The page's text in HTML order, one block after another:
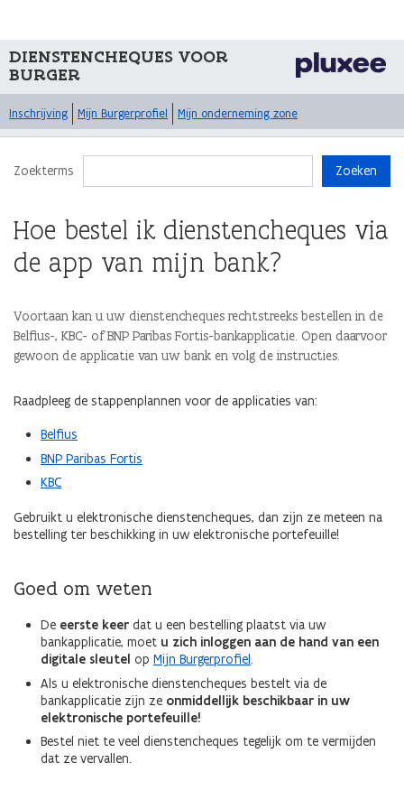
DIENSTENCHEQUES VOOR
BURGER
Inschrijving Mijn Burgerprofiel Mijn onderneming zone
Zoekterms Zoeken
Hoe bestel ik dienstencheques via
de app van mijn bank?
Voortaan kan u uw dienstencheques rechtstreeks bestellen in de
Belfius-, KBC- of BNP Paribas Fortis-bankapplicatie. Open daarvoor
gewoon de applicatie van uw bank en volg de instructies.
Raadpleeg de stappenplannen voor de applicaties van:
Belfius
BNP Paribas Fortis
KBC
Gebruikt u elektronische dienstencheques, dan zijn ze meteen na
bestelling ter beschikking in uw elektronische portefeuille!
Goed om weten
De eerste keer dat u een bestelling plaatst via uw
bankapplicatie, moet u zich inloggen aan de hand van een
digitale sleutel op Mijn Burgerprofiel.
Als u elektronische dienstencheques bestelt via de
bankapplicatie zijn ze onmiddellijk beschikbaar in uw
elektronische portefeuille!
Bestel niet te veel dienstencheques tegelijk om te vermijden
dat ze vervallen.